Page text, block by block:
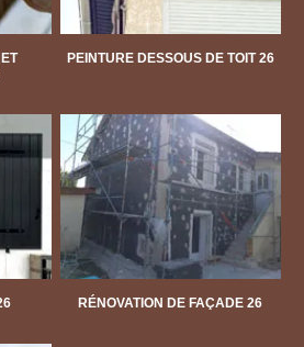
PEINTURE DESSOUS DE TOIT 26
RÉNOVATION DE FAÇADE 26